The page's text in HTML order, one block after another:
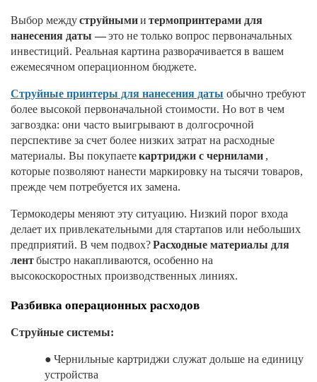
Выбор междуструйнымии термопринтерами для
нанесения даты —это не только вопрос первоначальных
инвестиций. Реальная картина разворачивается в вашем
ежемесячном операционном бюджете.
Струйные принтеры для нанесения даты обычно требуют
более высокой первоначальной стоимости. Но вот в чем
загвоздка: они часто выигрывают в долгосрочной
перспективе за счет более низких затрат на расходные
материалы. Вы покупаетекартриджи с чернилами ,
которые позволяют нанести маркировку на тысячи товаров,
прежде чем потребуется их замена.
Термокодеры меняют эту ситуацию. Низкий порог входа
делает их привлекательными для стартапов или небольших
предприятий. В чем подвох?Расходные материалы для
лентбыстро накапливаются, особенно на
высокоскоростных производственных линиях.
Разбивка операционных расходов
Струйные системы:
● Чернильные картриджи служат дольше на единицу
устройства